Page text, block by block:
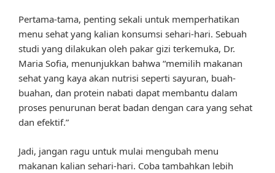
Pertama-tama, penting sekali untuk memperhatikan
menu sehat yang kalian konsumsi sehari-hari. Sebuah
studi yang dilakukan oleh pakar gizi terkemuka, Dr.
Maria Sofia, menunjukkan bahwa “memilih makanan
sehat yang kaya akan nutrisi seperti sayuran, buah-
buahan, dan protein nabati dapat membantu dalam
proses penurunan berat badan dengan cara yang sehat
dan efektif.”
Jadi, jangan ragu untuk mulai mengubah menu
makanan kalian sehari-hari. Coba tambahkan lebih